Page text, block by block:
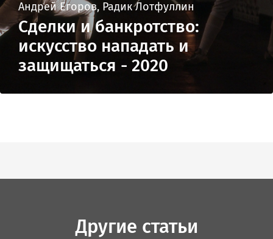
Андрей Егоров, Радик Лотфуллин
Сделки и банкротство:
искусство нападать и
защищаться - 2020
Другие статьи